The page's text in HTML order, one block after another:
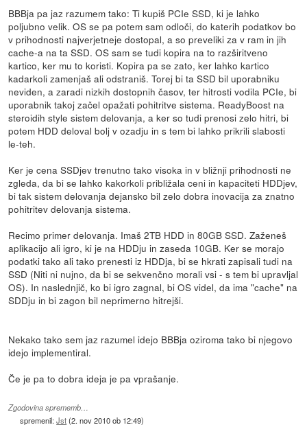
BBBja pa jaz razumem tako: Ti kupiš PCIe SSD, ki je lahko
poljubno velik. OS se pa potem sam odloči, do katerih podatkov bo
v prihodnosti najverjetneje dostopal, a so preveliki za v ram in jih
cache-a na ta SSD. OS sam se tudi kopira na to razširitveno
kartico, ker mu to koristi. Kopira pa se zato, ker lahko kartico
kadarkoli zamenjaš ali odstraniš. Torej bi ta SSD bil uporabniku
neviden, a zaradi nizkih dostopnih časov, ter hitrosti vodila PCIe, bi
uporabnik takoj začel opažati pohitritve sistema. ReadyBoost na
steroidih style sistem delovanja, a ker so tudi prenosi zelo hitri, bi
potem HDD deloval bolj v ozadju in s tem bi lahko prikrili slabosti
le-teh.
Ker je cena SSDjev trenutno tako visoka in v bližnji prihodnosti ne
zgleda, da bi se lahko kakorkoli približala ceni in kapaciteti HDDjev,
bi tak sistem delovanja dejansko bil zelo dobra inovacija za znatno
pohitritev delovanja sistema.
Recimo primer delovanja. Imaš 2TB HDD in 80GB SSD. Zaženeš
aplikacijo ali igro, ki je na HDDju in zaseda 10GB. Ker se morajo
podatki tako ali tako prenesti iz HDDja, bi se hkrati zapisali tudi na
SSD (Niti ni nujno, da bi se sekvenčno morali vsi - s tem bi upravljal
OS). In naslednjič, ko bi igro zagnal, bi OS videl, da ima "cache" na
SDDju in bi zagon bil neprimerno hitrejši.
Nekako tako sem jaz razumel idejo BBBja oziroma tako bi njegovo
idejo implementiral.
Če je pa to dobra ideja je pa vprašanje.
Zgodovina sprememb…
spremenil:Jst(2. nov 2010 ob 12:49)